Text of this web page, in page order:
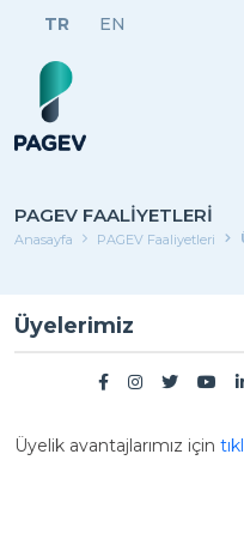
TR EN
PAGEV FAALIYETLERI
Anasayfa PAGEV Faaliyetleri
Üyelerimiz
Üyelik avantajlarımız için